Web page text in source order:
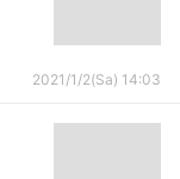
2021/1/2(Sa) 14:03